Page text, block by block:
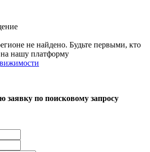
не найдено. Будьте первыми, кто
на нашу платформу
заявку по поисковому запросу